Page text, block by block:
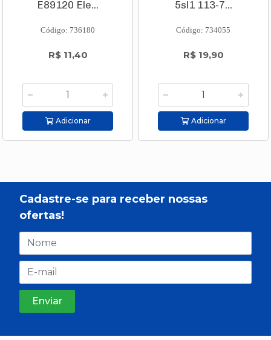
E89120 Ele...
Código: 736180
R$ 11,40
Adicionar
5sl1 113-7...
Código: 734055
R$ 19,90
Adicionar
Cadastre-se para receber nossas
ofertas!